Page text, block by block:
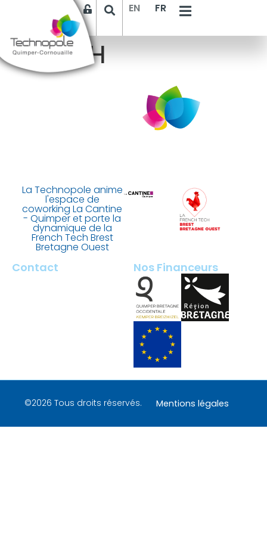
EN FR
INNOZH
La Technopole anime
l'espace de
coworking La Cantine
- Quimper et porte la
dynamique de la
French Tech Brest
Bretagne Ouest
Contact Nos Financeurs
©2026 Tous droits réservés. Mentions légales